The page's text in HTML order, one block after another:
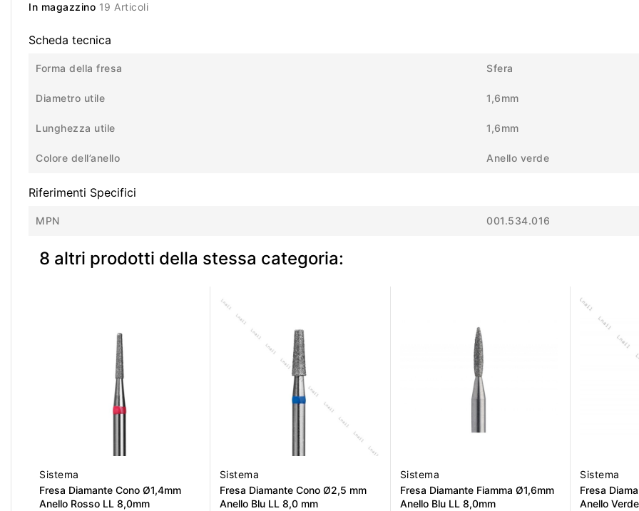
In magazzino 19 Articoli
Scheda tecnica
Forma della fresa Sfera
Diametro utile 1,6mm
Lunghezza utile 1,6mm
Colore dell’anello Anello verde
Riferimenti Specifici
MPN 001.534.016
8 altri prodotti della stessa categoria:
Sistema
Fresa Diamante Cono Ø1,4mm
Anello Rosso LL 8,0mm
Sistema
Fresa Diamante Cono Ø2,5 mm
Anello Blu LL 8,0 mm
Sistema
Fresa Diamante Fiamma Ø1,6mm
Anello Blu LL 8,0mm
Sistema
Fresa
Anello